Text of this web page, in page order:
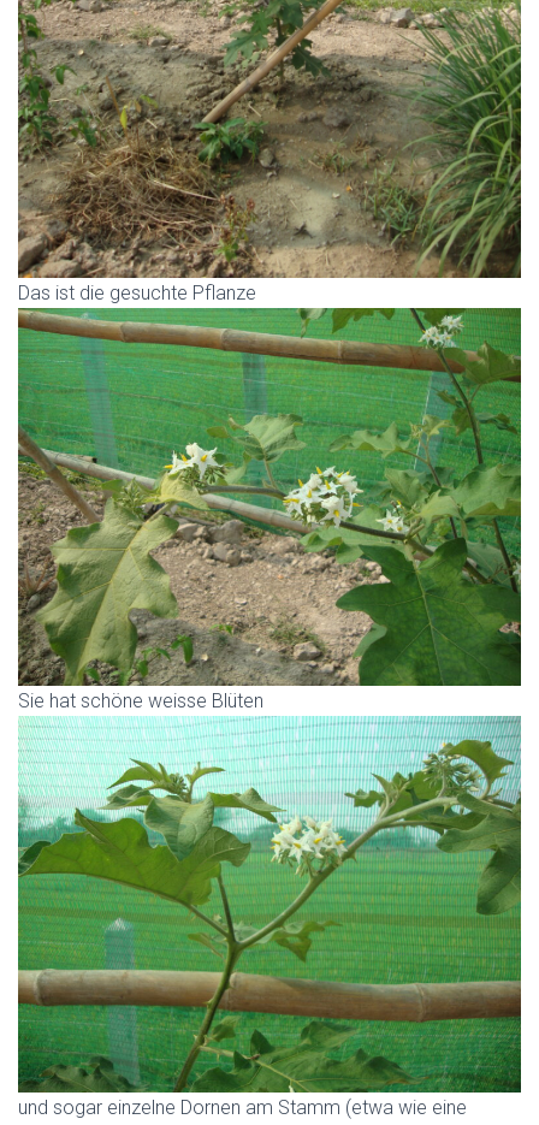
Das ist die gesuchte Pflanze
Sie hat schöne weisse Blüten
und sogar einzelne Dornen am Stamm (etwa wie eine